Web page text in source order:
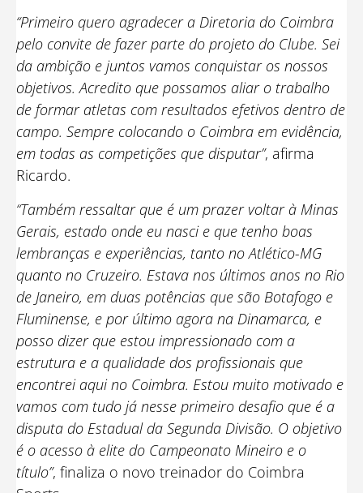
“Primeiro quero agradecer a Diretoria do Coimbra
pelo convite de fazer parte do projeto do Clube. Sei
da ambição e juntos vamos conquistar os nossos
objetivos. Acredito que possamos aliar o trabalho
de formar atletas com resultados efetivos dentro de
campo. Sempre colocando o Coimbra em evidência,
em todas as competições que disputar”, afirma
Ricardo.
“Também ressaltar que é um prazer voltar à Minas
Gerais, estado onde eu nasci e que tenho boas
lembranças e experiências, tanto no Atlético-MG
quanto no Cruzeiro. Estava nos últimos anos no Rio
de Janeiro, em duas potências que são Botafogo e
Fluminense, e por último agora na Dinamarca, e
posso dizer que estou impressionado com a
estrutura e a qualidade dos profissionais que
encontrei aqui no Coimbra. Estou muito motivado e
vamos com tudo já nesse primeiro desafio que é a
disputa do Estadual da Segunda Divisão. O objetivo
é o acesso à elite do Campeonato Mineiro e o
título”, finaliza o novo treinador do Coimbra